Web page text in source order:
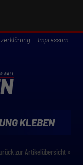
Impressum
zur Artikelübersicht »